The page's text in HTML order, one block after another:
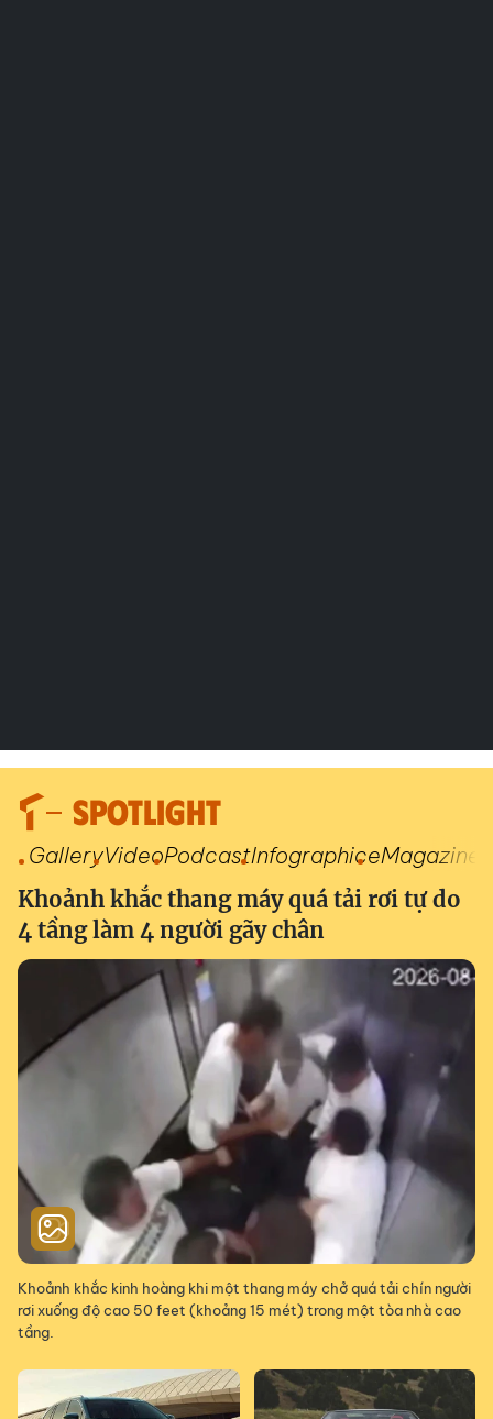
SPOTLIGHT
GalleryVideoPodcastInfographiceMagazine
Khoảnh khắc thang máy quá tải rơi tự do
4 tầng làm 4 người gãy chân
Khoảnh khắc kinh hoàng khi một thang máy chở quá tải chín người
rơi xuống độ cao 50 feet (khoảng 15 mét) trong một tòa nhà cao
tầng.